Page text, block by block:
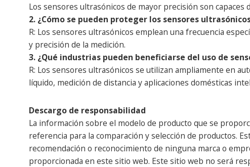
Los sensores ultrasónicos de mayor precisión son
2. ¿Cómo se pueden proteger los sensores
R: Los sensores ultrasónicos emplean una frecuencia
y precisión de la medición.
3. ¿Qué industrias pueden beneficiarse del uso de
R: Los sensores ultrasónicos se utilizan ampliamente en
líquido, medición de distancia y aplicaciones domésticas
Descargo de responsabilidad
La información sobre el modelo de producto que se
referencia para la comparación y selección de productos.
recomendación o reconocimiento de ninguna marca o
proporcionada en este sitio web. Este sitio web no será